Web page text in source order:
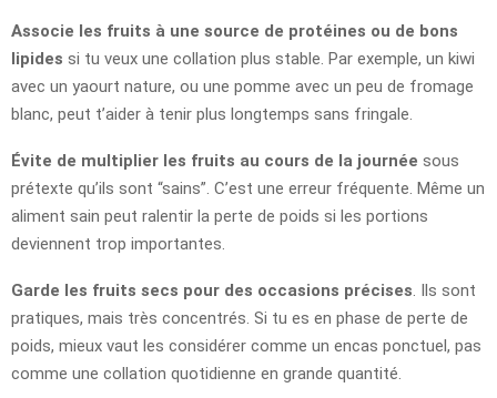
Associe les fruits à une source de protéines ou de bons
lipides si tu veux une collation plus stable. Par exemple, un kiwi
avec un yaourt nature, ou une pomme avec un peu de fromage
blanc, peut t’aider à tenir plus longtemps sans fringale.
Évite de multiplier les fruits au cours de la journée sous
prétexte qu’ils sont “sains”. C’est une erreur fréquente. Même un
aliment sain peut ralentir la perte de poids si les portions
deviennent trop importantes.
Garde les fruits secs pour des occasions précises . Ils sont
pratiques, mais très concentrés. Si tu es en phase de perte de
poids, mieux vaut les considérer comme un encas ponctuel, pas
comme une collation quotidienne en grande quantité.